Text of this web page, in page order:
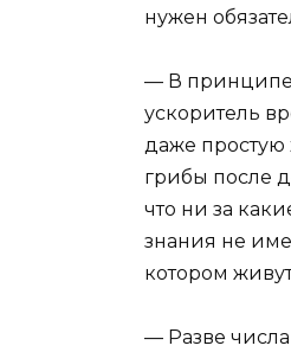
нужен
— В принципе,
ускоритель
даже простую
грибы после
что ни за
знания не
котором
— Разве